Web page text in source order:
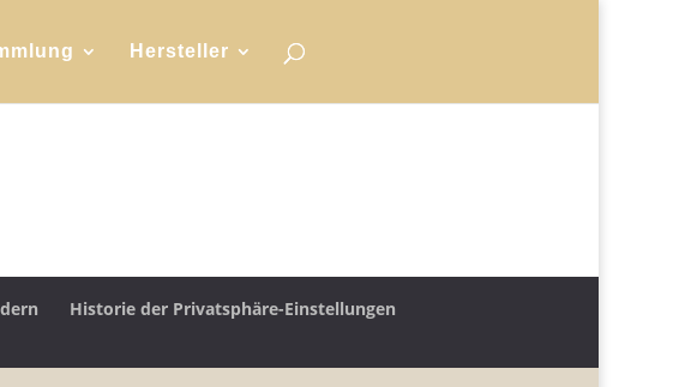
Hersteller
Historie der Privatsphäre-Einstellungen